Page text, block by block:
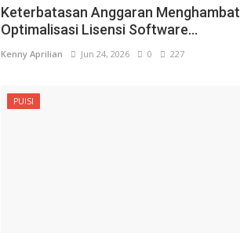
Keterbatasan Anggaran Menghambat
Optimalisasi Lisensi Software...
Kenny Aprilian Jun 24, 2026 0 227
PUISI